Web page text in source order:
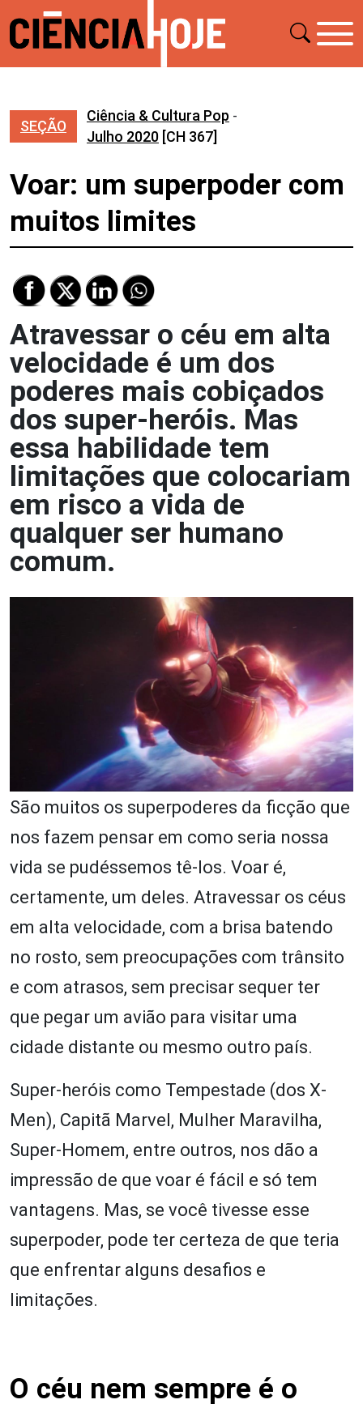
SEÇÃO
Ciência & Cultura Pop -
Julho 2020 [CH 367]
Voar: um superpoder com
muitos limites
Atravessar o céu em alta
velocidade é um dos
poderes mais cobiçados
dos super-heróis. Mas
essa habilidade tem
limitações que colocariam
em risco a vida de
qualquer ser humano
comum.
São muitos os superpoderes da ficção que
nos fazem pensar em como seria nossa
vida se pudéssemos tê-los. Voar é,
certamente, um deles. Atravessar os céus
em alta velocidade, com a brisa batendo
no rosto, sem preocupações com trânsito
e com atrasos, sem precisar sequer ter
que pegar um avião para visitar uma
cidade distante ou mesmo outro país.
Super-heróis como Tempestade (dos X-
Men), Capitã Marvel, Mulher Maravilha,
Super-Homem, entre outros, nos dão a
impressão de que voar é fácil e só tem
vantagens. Mas, se você tivesse esse
superpoder, pode ter certeza de que teria
que enfrentar alguns desafios e
limitações.
O céu nem sempre é o